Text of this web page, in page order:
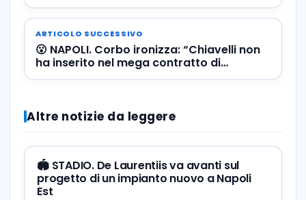
ARTICOLO SUCCESSIVO
😮 NAPOLI. Corbo ironizza: “Chiavelli non
ha inserito nel mega contratto di
Osimhen la clausola del Turista Milionari”
Altre notizie da leggere
🏟️ STADIO. De Laurentiis va avanti sul
progetto di un impianto nuovo a Napoli
Est